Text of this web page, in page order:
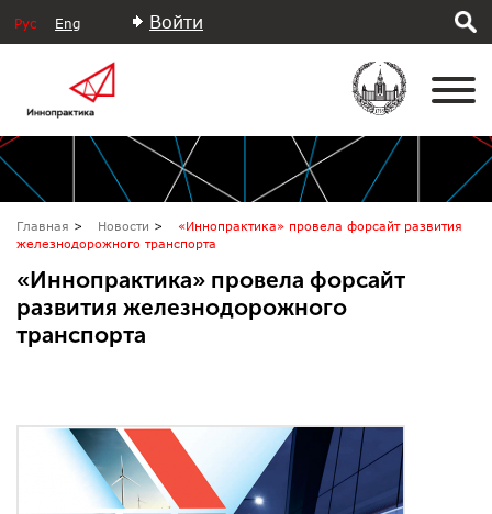
Рус Eng Войти
Главная Новости
«Иннопрактика» провела форсайт развития
железнодорожного транспорта
«Иннопрактика» провела форсайт
развития железнодорожного
транспорта